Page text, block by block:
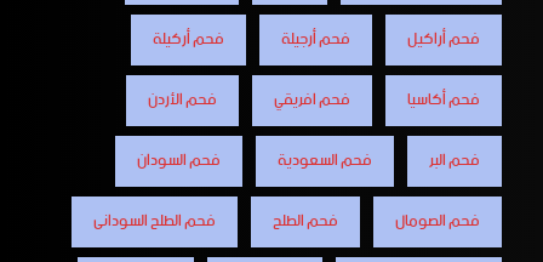
فحم أراكيل
فحم أرجيلة
فحم أركيلة
فحم أكاسيا
فحم افريقي
فحم الأردن
فحم البر
فحم السعودية
فحم السودان
فحم الصومال
فحم الطلح
فحم الطلح السودانى